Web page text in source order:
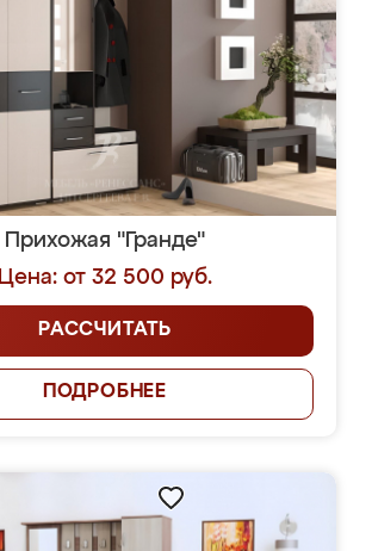
Прихожая "Гранде"
Цена: от 32 500 руб.
РАССЧИТАТЬ
ПОДРОБНЕЕ